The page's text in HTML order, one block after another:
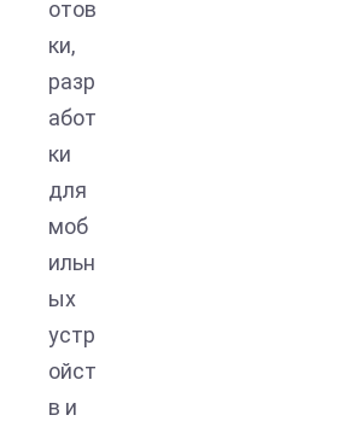
отов
ки,
разр
абот
ки
для
моб
ильн
ых
устр
ойст
в и